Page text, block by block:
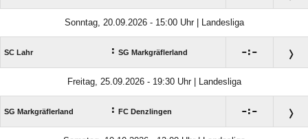
Sonntag, 20.09.2026 - 15:00 Uhr | Landesliga
SC Lahr : SG Markgräflerland :
Freitag, 25.09.2026 - 19:30 Uhr | Landesliga
SG Markgräflerland : FC Denzlingen :